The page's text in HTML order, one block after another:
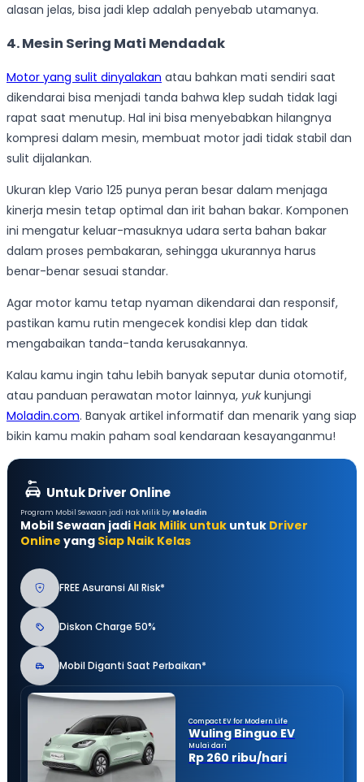
alasan jelas, bisa jadi klep adalah penyebab utamanya.
4. Mesin Sering Mati Mendadak
Motor yang sulit dinyalakan atau bahkan mati sendiri saat
dikendarai bisa menjadi tanda bahwa klep sudah tidak lagi
rapat saat menutup. Hal ini bisa menyebabkan hilangnya
kompresi dalam mesin, membuat motor jadi tidak stabil dan
sulit dijalankan.
Ukuran klep Vario 125 punya peran besar dalam menjaga
kinerja mesin tetap optimal dan irit bahan bakar. Komponen
ini mengatur keluar-masuknya udara serta bahan bakar
dalam proses pembakaran, sehingga ukurannya harus
benar-benar sesuai standar.
Agar motor kamu tetap nyaman dikendarai dan responsif,
pastikan kamu rutin mengecek kondisi klep dan tidak
mengabaikan tanda-tanda kerusakannya.
Kalau kamu ingin tahu lebih banyak seputar dunia otomotif,
atau panduan perawatan motor lainnya, yukkunjungi
Moladin.com. Banyak artikel informatif dan menarik yang siap
bikin kamu makin paham soal kendaraan kesayanganmu!
Untuk Driver Online
Program Mobil Sewaan jadi Hak Milik by Moladin
Mobil Sewaan jadi Hak Milik untuk untuk Driver
Online yang Siap Naik Kelas
FREE Asuransi All Risk*
Diskon Charge 50%
Mobil Diganti Saat Perbaikan*
Compact EV for Modern Life
Wuling Binguo EV
Mulai dari
Rp 260 ribu/hari